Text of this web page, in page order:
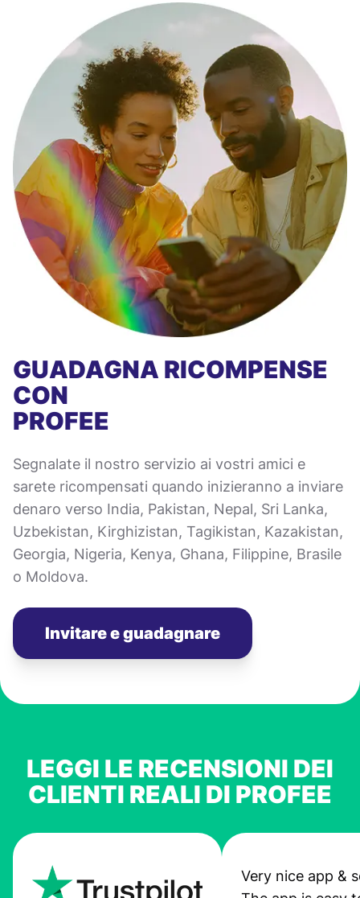
GUADAGNA RICOMPENSE
CON
PROFEE
Segnalate il nostro servizio ai vostri amici e
sarete ricompensati quando inizieranno a inviare
denaro verso India, Pakistan, Nepal, Sri Lanka,
Uzbekistan, Kirghizistan, Tagikistan, Kazakistan,
Georgia, Nigeria, Kenya, Ghana, Filippine, Brasile
o Moldova.
Invitare e guadagnare
LEGGI LE RECENSIONI DEI
CLIENTI REALI DI PROFEE
Very nice app &